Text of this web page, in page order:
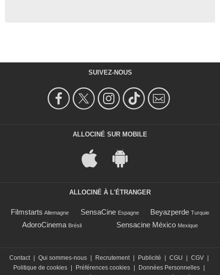
SUIVEZ-NOUS
ALLOCINÉ SUR MOBILE
ALLOCINÉ À L'ÉTRANGER
Filmstarts Allemagne SensaCine Espagne Beyazperde Turquie
AdoroCinema Brésil Sensacine México Mexique
Contact Qui sommes-nous Recrutement Publicité CGU CGV
Politique de cookies
Préférences cookies Données Personnelles